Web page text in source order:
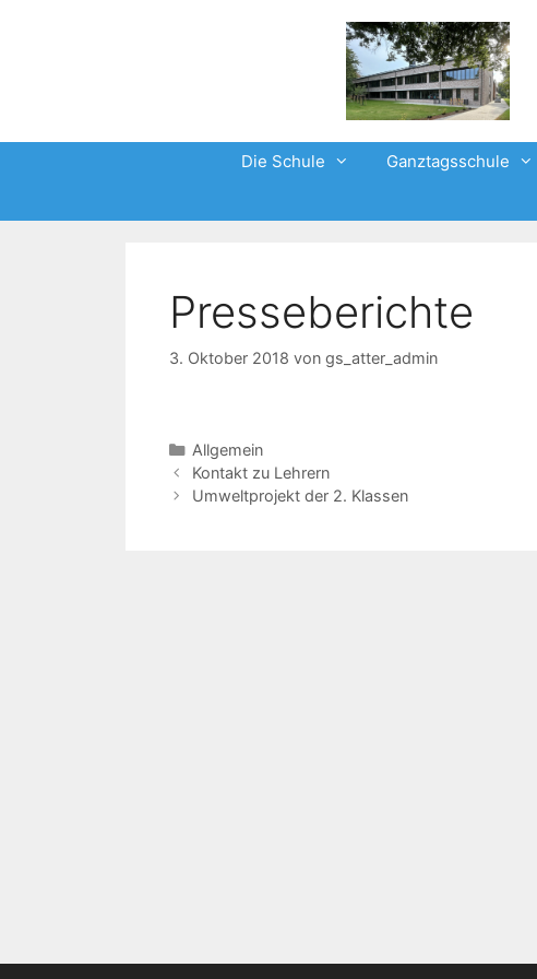
Die Schule Ganztagsschule
Presseberichte
3. Oktober 2018 von gs_atter_admin
Kategorien
Allgemein
Beitrags-
Navigation
Kontakt zu Lehrern
Umweltprojekt der 2. Klassen